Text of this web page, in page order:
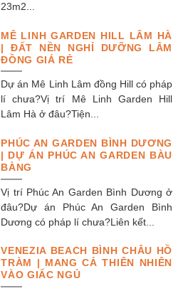
23m2...
MÊ LINH GARDEN HILL LÂM HÀ
| ĐẤT NỀN NGHỈ DƯỠNG LÂM
ĐỒNG GIÁ RẺ
Dự án Mê Linh Lâm đồng Hill có pháp
lí chưa?Vị trí Mê Linh Garden Hill
Lâm Hà ở đâu?Tiện...
PHÚC AN GARDEN BÌNH DƯƠNG
| DỰ ÁN PHÚC AN GARDEN BÀU
BÀNG
Vị trí Phúc An Garden Bình Dương ở
đâu?Dự án Phúc An Garden Bình
Dương có pháp lí chưa?Liên kết...
VENEZIA BEACH BÌNH CHÂU HỒ
TRÀM | MANG CẢ THIÊN NHIÊN
VÀO GIẤC NGỦ